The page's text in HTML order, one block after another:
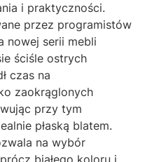
i praktyczności.
przez programistów
nowej serii mebli
ściśle ostrych
czas na
zaokrąglonych
przy tym
płaską blatem.
na wybór
białego koloru i